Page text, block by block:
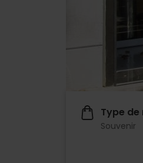
Type
Souvenir